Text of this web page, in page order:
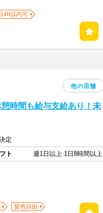
4h以内可
他の店舗
時間も給与支給あり！未
定
ト
週1日以上 1日8時間以上
髪色自由